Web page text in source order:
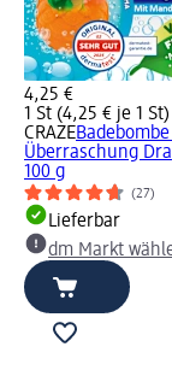
4,25 €
1 St (4,25 € je 1 St)
CRAZE
Überraschung
100 g
(27)
Lieferbar
dm Markt